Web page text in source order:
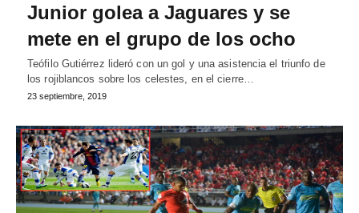
Junior golea a Jaguares y se
mete en el grupo de los ocho
Teófilo Gutiérrez lideró con un gol y una asistencia el triunfo de
los rojiblancos sobre los celestes, en el cierre…
23 septiembre, 2019